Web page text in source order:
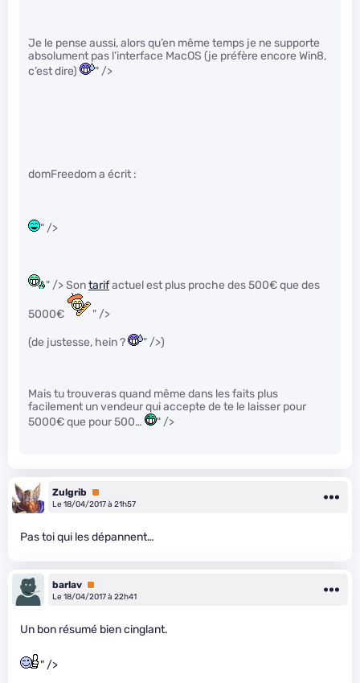
Je le pense aussi, alors qu’en même temps je ne supporte
absolument pas l’interface MacOS (je préfère encore Win8,
c’est dire)
" />
domFreedom a écrit :
" />
" /> Sontarifactuel est plus proche des 500€ que des
5000€ " />
(de justesse, hein ? " />)
Mais tu trouveras quand même dans les faits plus
facilement un vendeur qui accepte de te le laisser pour
5000€ que pour 500…
" />
Zulgrib
Premium
Le 18/04/2017 à 21h57
Pas toi qui les dépannent…
barlav Premium
Le 18/04/2017 à 22h41
Un bon résumé bien cinglant.
" />